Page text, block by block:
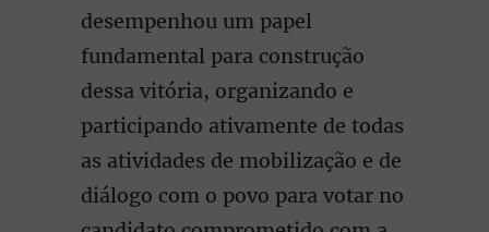
desempenhou um papel
fundamental para construção
dessa vitória, organizando e
participando ativamente de todas
as atividades de mobilização e de
diálogo com o povo para votar no